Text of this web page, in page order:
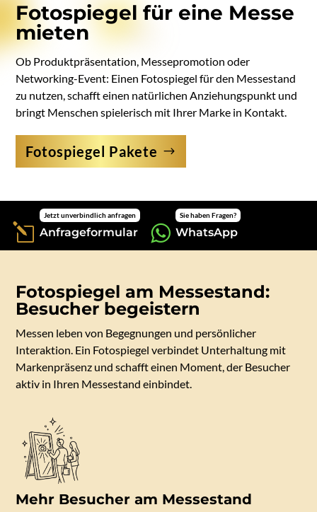
Fotospiegel für eine Messe
mieten
Ob Produktpräsentation, Messepromotion oder
Networking-Event: Einen Fotospiegel für den Messestand
zu nutzen, schafft einen natürlichen Anziehungspunkt und
bringt Menschen spielerisch mit Ihrer Marke in Kontakt.
Fotospiegel Pakete
l
Jetzt unverbindlich anfragen
Anfrageformular 
Sie haben Fragen?
WhatsApp
Fotospiegel am Messestand:
Besucher begeistern
Messen leben von Begegnungen und persönlicher
Interaktion. Ein Fotospiegel verbindet Unterhaltung mit
Markenpräsenz und schafft einen Moment, der Besucher
aktiv in Ihren Messestand einbindet.
Mehr Besucher am Messestand